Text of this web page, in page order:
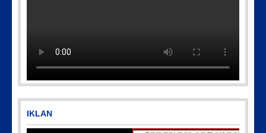
IKLAN